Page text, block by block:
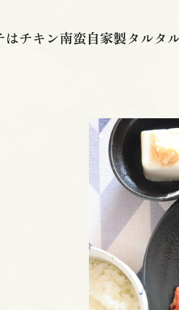
チキン南蛮自家製タルタ